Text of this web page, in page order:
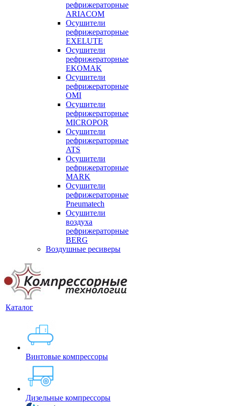
рефрижераторные
ARIACOM
Осушители
рефрижераторные
EXELUTE
Осушители
рефрижераторные
EKOMAK
Осушители
рефрижераторные
OMI
Осушители
рефрижераторные
MICROPOR
Осушители
рефрижераторные
ATS
Осушители
рефрижераторные
MARK
Осушители
рефрижераторные
Pneumatech
Осушители
воздуха
рефрижераторные
BERG
Воздушные ресиверы
Каталог
Винтовые компрессоры
Дизельные компрессоры